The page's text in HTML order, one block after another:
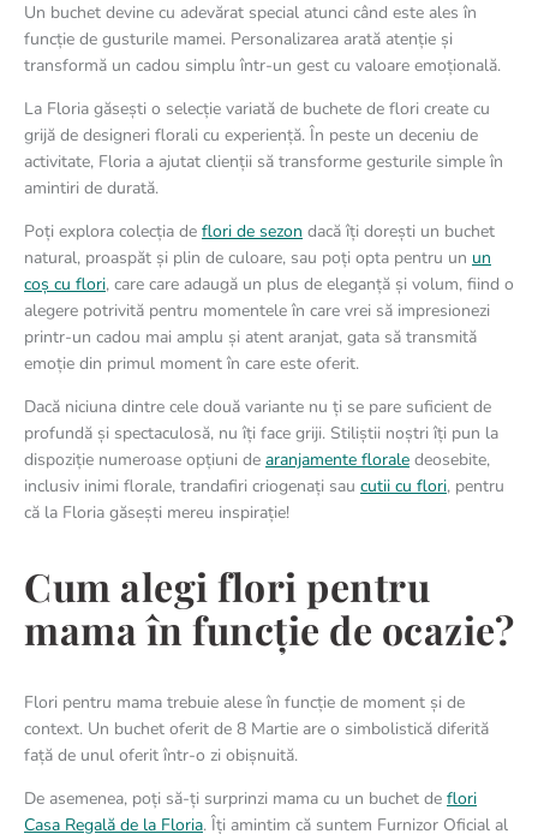
Un buchet devine cu adevărat special atunci când este ales în
funcție de gusturile mamei. Personalizarea arată atenție și
transformă un cadou simplu într-un gest cu valoare emoțională.
La Floria găsești o selecție variată de buchete de flori create cu
grijă de designeri florali cu experiență. În peste un deceniu de
activitate, Floria a ajutat clienții să transforme gesturile simple în
amintiri de durată.
Poți explora colecția de flori de sezon dacă îți dorești un buchet
natural, proaspăt și plin de culoare, sau poți opta pentru un un
coș cu flori, care care adaugă un plus de eleganță și volum, fiind o
alegere potrivită pentru momentele în care vrei să impresionezi
printr-un cadou mai amplu și atent aranjat, gata să transmită
emoție din primul moment în care este oferit.
Dacă niciuna dintre cele două variante nu ți se pare suficient de
profundă și spectaculosă, nu îți face griji. Stiliștii noștri îți pun la
dispoziție numeroase opțiuni de aranjamente florale deosebite,
inclusiv inimi florale, trandafiri criogenați sau cutii cu flori, pentru
că la Floria găsești mereu inspirație!
Cum alegi flori pentru
mama în funcție de ocazie?
Flori pentru mama trebuie alese în funcție de moment și de
context. Un buchet oferit de 8 Martie are o simbolistică diferită
față de unul oferit într-o zi obișnuită.
De asemenea, poți să-ți surprinzi mama cu un buchet de flori
Casa Regală de la Floria. Îți amintim că suntem Furnizor Oficial al